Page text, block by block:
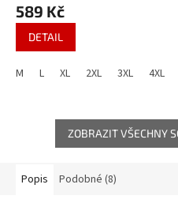
589 Kč
DETAIL
M L XL 2XL 3XL 4XL
ZOBRAZIT VŠECHNY
Popis Podobné (8)